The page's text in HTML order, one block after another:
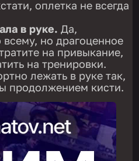
оплетка не всегда
в руке. Да,
но драгоценное
на привыкание,
на тренировки.
лежать в руке так,
продолжением кисти.